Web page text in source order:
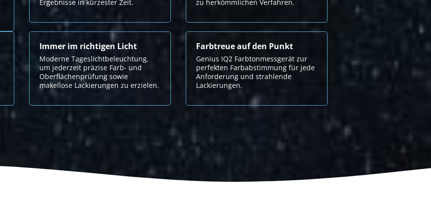
Ergebnisse in kürzester Zeit.
zu herkömmlichen Verfahren.
Immer im richtigen Licht
Moderne Tageslichtbeleuchtung,
um jederzeit präzise Farb- und
Oberflächenprüfung sowie
makellose Lackierungen zu erzielen.
Farbtreue auf den Punkt
Genius IQ2 Farbtonmessgerät zur
perfekten Farbabstimmung für jede
Anforderung und strahlende
Lackierungen.